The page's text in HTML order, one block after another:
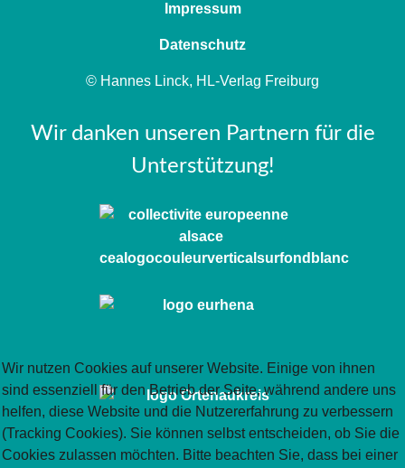
Impressum
Datenschutz
© Hannes Linck, HL-Verlag Freiburg
Wir danken unseren Partnern für die
Unterstützung!
Wir nutzen Cookies auf unserer Website. Einige von ihnen
sind essenziell für den Betrieb der Seite, während andere uns
helfen, diese Website und die Nutzererfahrung zu verbessern
(Tracking Cookies). Sie können selbst entscheiden, ob Sie die
Cookies zulassen möchten. Bitte beachten Sie, dass bei einer